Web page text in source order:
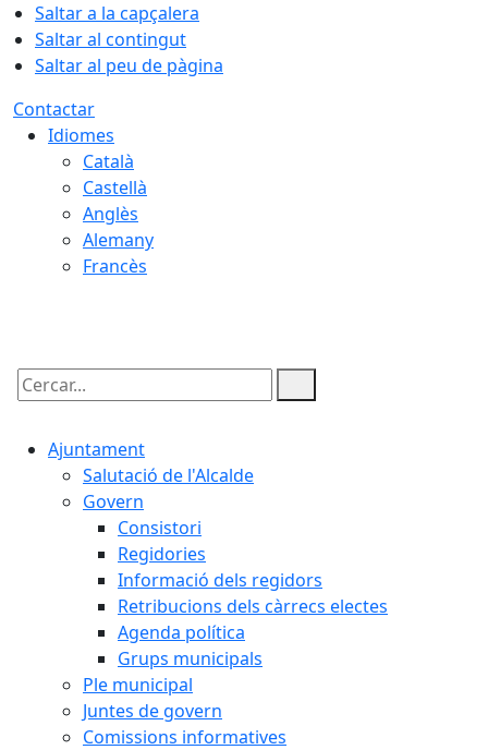
Saltar a la capçalera
Saltar al contingut
Saltar al peu de pàgina
Contactar
Idiomes
Català
Castellà
Anglès
Alemany
Francès
Cercar:
Ajuntament
Salutació de l'Alcalde
Govern
Consistori
Regidories
Informació dels regidors
Retribucions dels càrrecs electes
Agenda política
Grups municipals
Ple municipal
Juntes de govern
Comissions informatives